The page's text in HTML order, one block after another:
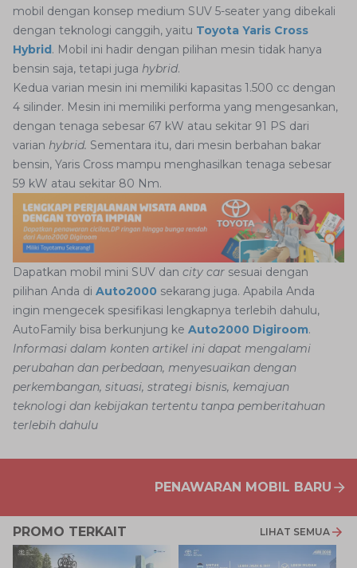
mobil dengan konsep medium SUV 5-seater yang dibekali
dengan teknologi canggih, yaitu Toyota Yaris Cross
Hybrid. Mobil ini hadir dengan pilihan mesin tidak hanya
bensin saja, tetapi juga hybrid.
Kedua varian mesin ini memiliki kapasitas 1.500 cc dengan
4 silinder. Mesin ini memiliki performa yang mengesankan,
dengan tenaga sebesar 67 kW atau sekitar 91 PS dari
varian hybrid. Sementara itu, dari mesin berbahan bakar
bensin, Yaris Cross mampu menghasilkan tenaga sebesar
59 kW atau sekitar 80 Nm.
Dapatkan mobil mini SUV dan city car sesuai dengan
pilihan Anda di Auto2000 sekarang juga. Apabila Anda
ingin mengecek spesifikasi lengkapnya terlebih dahulu,
AutoFamily bisa berkunjung ke Auto2000 Digiroom.
Informasi dalam konten artikel ini dapat mengalami
perubahan dan perbedaan, menyesuaikan dengan
perkembangan, situasi, strategi bisnis, kemajuan
teknologi dan kebijakan tertentu tanpa pemberitahuan
terlebih dahulu
PENAWARAN MOBIL BARU
PROMO TERKAIT LIHAT SEMUA